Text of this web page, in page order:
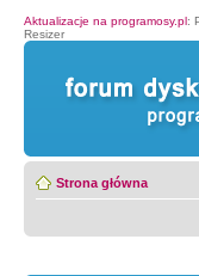
Aktualizacje na programosy.pl:
Resizer
Strona główna